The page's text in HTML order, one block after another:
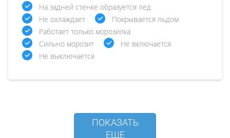
На задней стенке образуется лед
Не охлаждает
Покрывается льдом
Работает только морозилка
Сильно морозит
Не включается
Не выключается
ПОКАЗАТЬ
ЕЩЕ